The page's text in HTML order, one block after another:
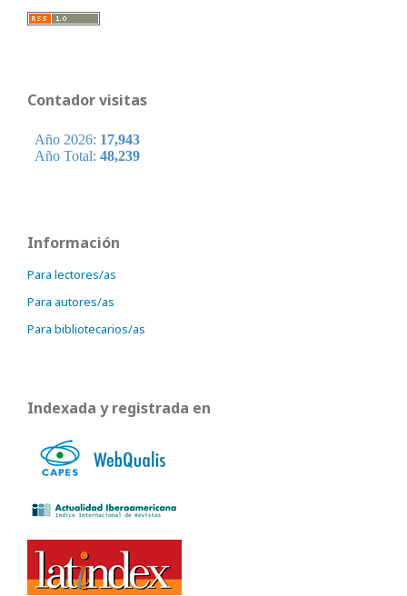
Contador visitas
Información
Para lectores/as
Para autores/as
Para bibliotecarios/as
Indexada y registrada en